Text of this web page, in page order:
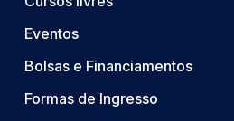
Eventos
Bolsas e Financiamentos
Formas de Ingresso